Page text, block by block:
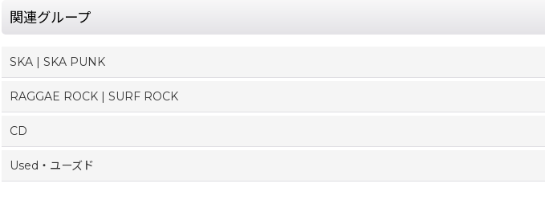
関連グループ
SKA | SKA PUNK
RAGGAE ROCK | SURF ROCK
CD
Used・ユーズド